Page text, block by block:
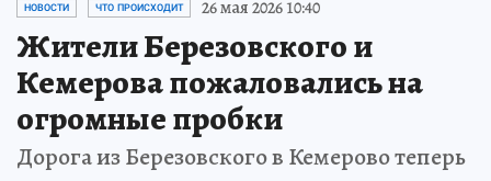
НОВОСТИ ЧТО ПРОИСХОДИТ 26 мая 2026 10:40
Жители Березовского и
Кемерова пожаловались на
огромные пробки
Дорога из Березовского в Кемерово теперь